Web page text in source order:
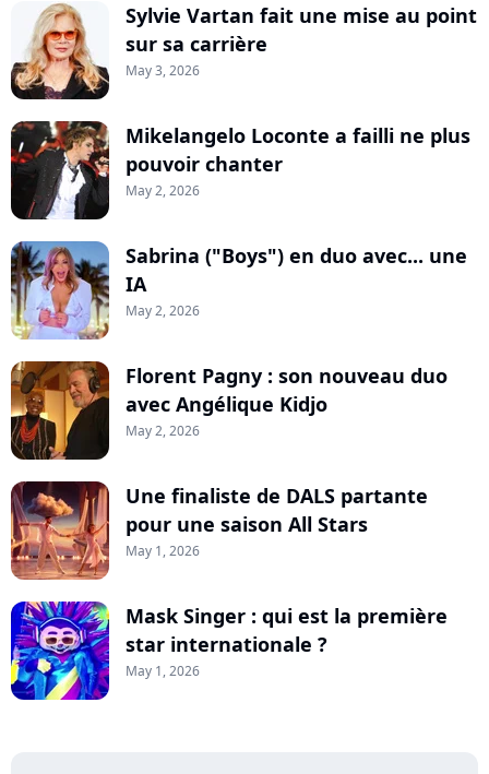
Sylvie Vartan fait une mise au point
sur sa carrière
May 3, 2026
Mikelangelo Loconte a failli ne plus
pouvoir chanter
May 2, 2026
Sabrina ("Boys") en duo avec... une
IA
May 2, 2026
Florent Pagny : son nouveau duo
avec Angélique Kidjo
May 2, 2026
Une finaliste de DALS partante
pour une saison All Stars
May 1, 2026
Mask Singer : qui est la première
star internationale ?
May 1, 2026